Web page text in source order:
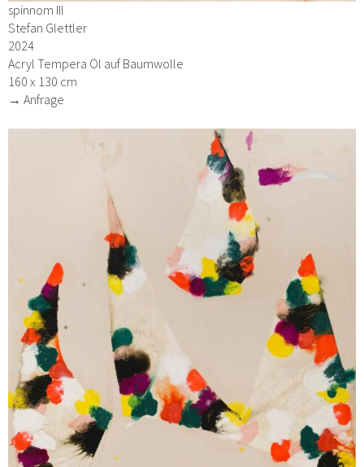
spinnom III
Stefan Glettler
2024
Acryl Tempera Öl auf Baumwolle
160 x 130 cm
→ Anfrage